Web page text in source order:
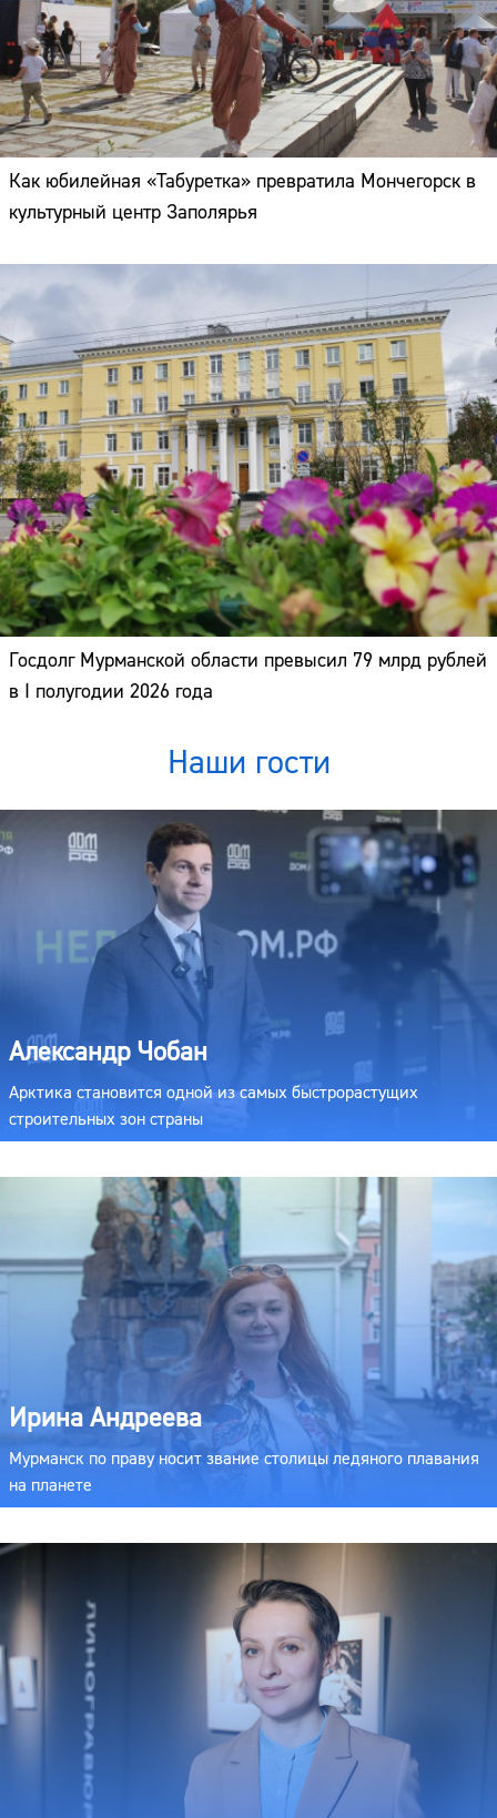
Как юбилейная «Табуретка» превратила Мончегорск в
культурный центр Заполярья
Госдолг Мурманской области превысил 79 млрд рублей
в I полугодии 2026 года
Наши гости
Александр Чобан
Арктика становится одной из самых быстрорастущих
строительных зон страны
Ирина Андреева
Мурманск по праву носит звание столицы ледяного плавания
на планете